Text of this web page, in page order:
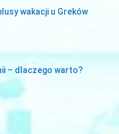
wakacji u Greków
– dlaczego warto?